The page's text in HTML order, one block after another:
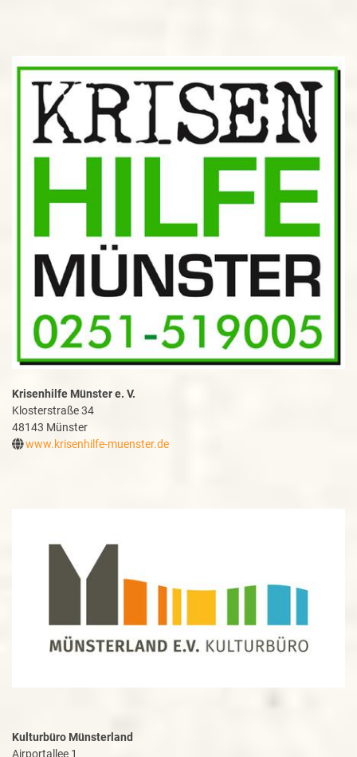
Krisenhilfe Münster e. V.
Klosterstraße 34
48143 Münster
www.krisenhilfe-muenster.de
Kulturbüro Münsterland
Airportallee 1